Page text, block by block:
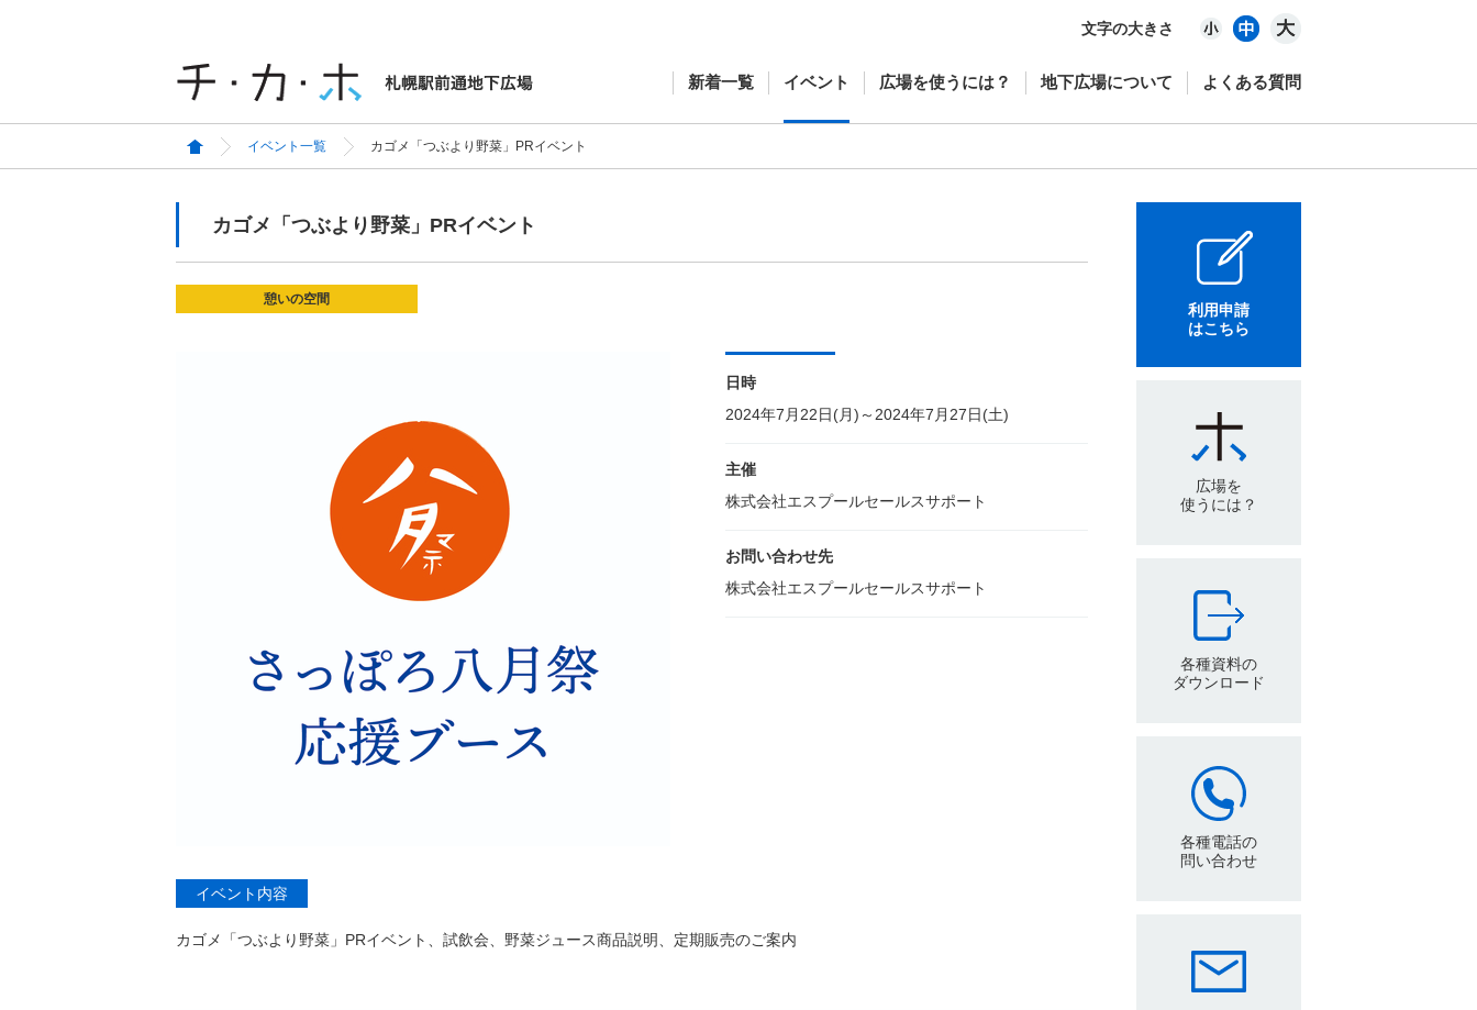
文字の大きさ
新着一覧 イベント 広場を使うには？ 地下広場について よくある質問
イベント一覧 カゴメ「つぶより野菜」PRイベント
カゴメ「つぶより野菜」PRイベント
憩いの空間
日時
2024年7月22日(月)～2024年7月27日(土)
主催
株式会社エスプールセールスサポート
お問い合わせ先
株式会社エスプールセールスサポート
イベント内容
カゴメ「つぶより野菜」PRイベント、試飲会、野菜ジュース商品説明、定期販売のご案内
利用申請
はこちら
広場を
使うには？
各種資料の
ダウンロード
各種電話の
問い合わせ